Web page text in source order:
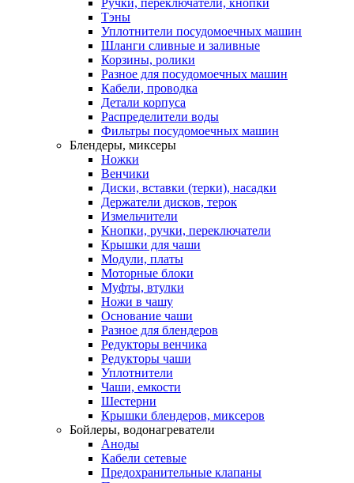
Тэны
Уплотнители посудомоечных машин
Шланги сливные и заливные
Корзины, ролики
Разное для посудомоечных машин
Кабели, проводка
Детали корпуса
Распределители воды
Фильтры посудомоечных машин
Блендеры, миксеры
Ножки
Венчики
Диски, вставки (терки), насадки
Держатели дисков, терок
Измельчители
Кнопки, ручки, переключатели
Крышки для чаши
Модули, платы
Моторные блоки
Муфты, втулки
Ножи в чашу
Основание чаши
Разное для блендеров
Редукторы венчика
Редукторы чаши
Уплотнители
Чаши, емкости
Шестерни
Крышки блендеров, миксеров
Бойлеры, водонагреватели
Аноды
Кабели сетевые
Предохранительные клапаны